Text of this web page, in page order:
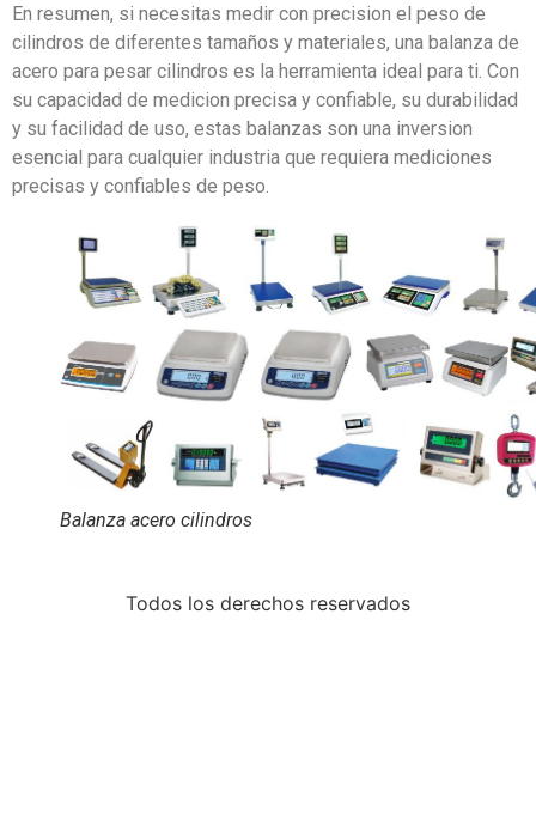
En resumen, si necesitas medir con precision el peso de
cilindros de diferentes tamaños y materiales, una balanza de
acero para pesar cilindros es la herramienta ideal para ti. Con
su capacidad de medicion precisa y confiable, su durabilidad
y su facilidad de uso, estas balanzas son una inversion
esencial para cualquier industria que requiera mediciones
precisas y confiables de peso.
Balanza acero cilindros
Todos los derechos reservados